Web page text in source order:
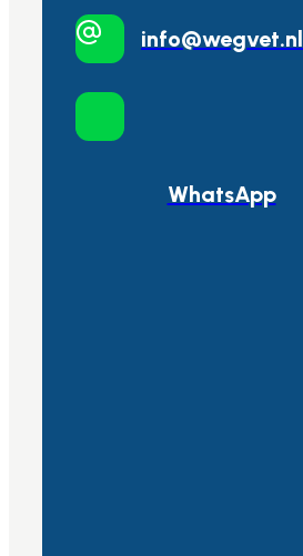
info@wegvet.nl
WhatsApp